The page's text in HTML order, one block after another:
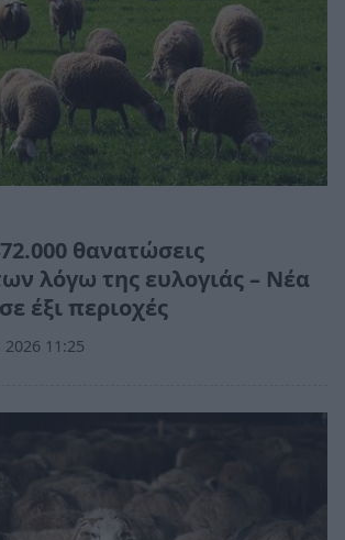
θανατώσεις
λόγω της ευλογιάς – Νέα
έξι περιοχές
11:25